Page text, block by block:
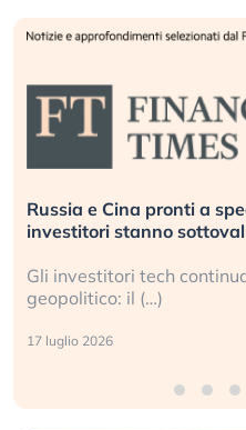
Russia e Cina pronti a
investitori stanno
Gli investitori tech
geopolitico: il (…)
17 luglio 2026